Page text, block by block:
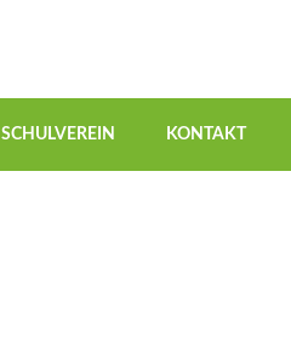
SCHULVEREIN KONTAKT